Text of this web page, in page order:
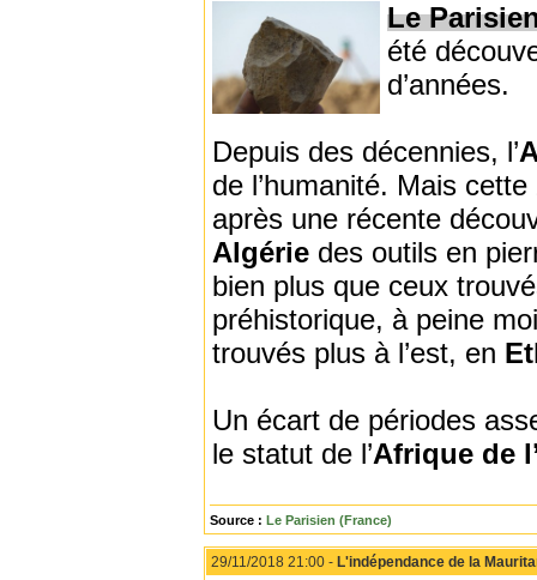
Le
été
d’années.
Depuis des décennies, l’
de l’humanité. Mais
après une récente
Algérie des outils en
bien plus que ceux
préhistorique, à peine
trouvés plus à l’est, en
Un écart de périodes
le statut de l’Afrique de
Source : Le Parisien (France)
29/11/2018 21:00 - L'indépendance de la